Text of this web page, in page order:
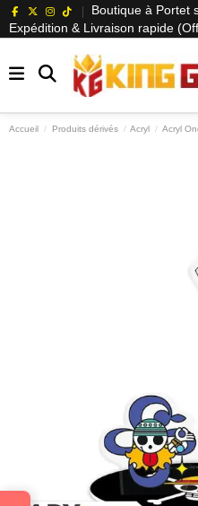
Boutique à Portet
Expédition & Livraison rapide
Accueil Produits dérivés Acryl Acryl